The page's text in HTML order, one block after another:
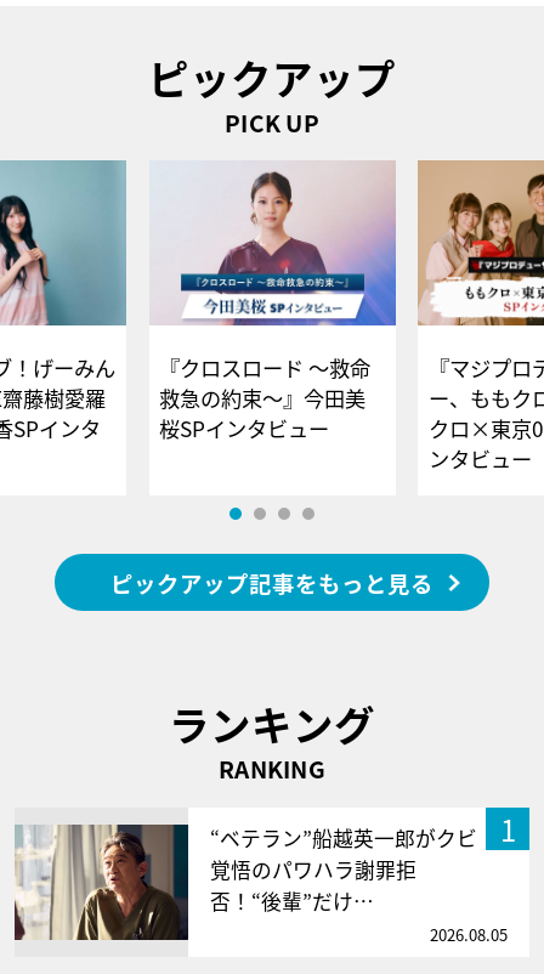
ピックアップ
PICK UP
！げーみん
藤樹愛羅
SPインタ
『クロスロード ～救命
救急の約束～』今田美
桜SPインタビュー
『マジプロ
ー、ももク
クロ×東京
ンタビュー
ピックアップ記事をもっと見る
ランキング
RANKING
1
“ベテラン”船越英一郎がクビ
覚悟のパワハラ謝罪拒
否！“後輩”だけ…
2026.08.05